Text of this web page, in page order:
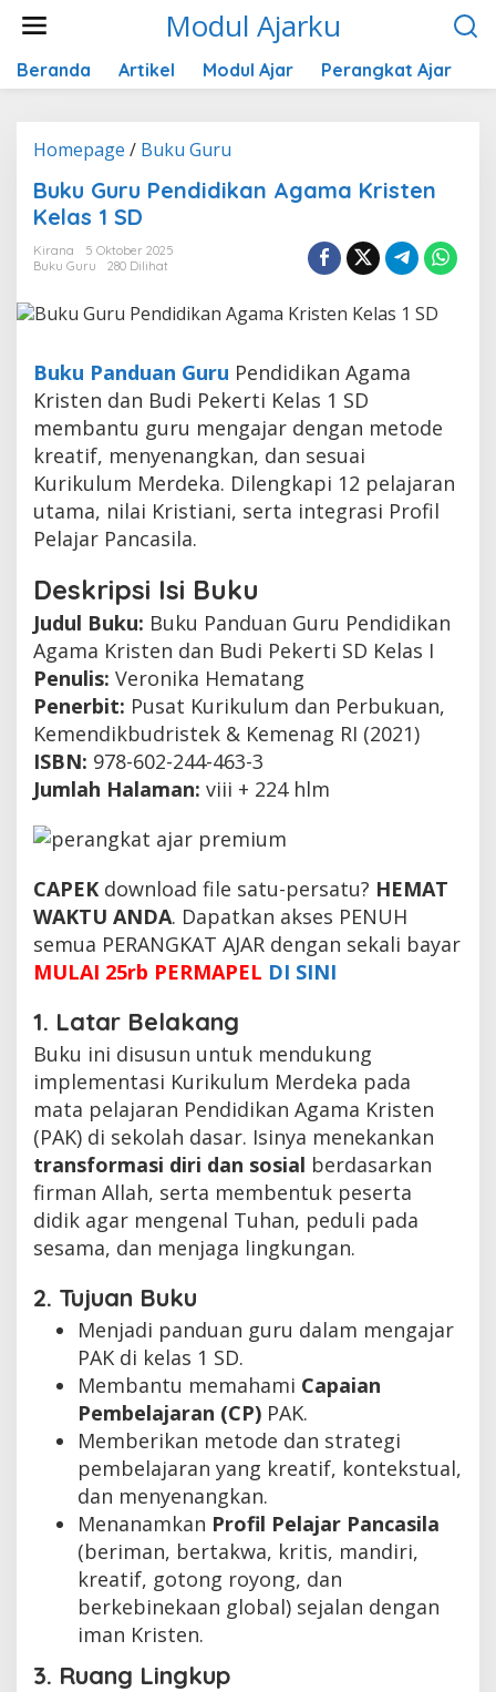
Modul Ajarku
Beranda Artikel Modul Ajar Perangkat Ajar
Homepage / Buku Guru
Pendidikan
SD
Buku Guru Pendidikan Agama Kristen
Kelas 1 SD
Kirana
5 Oktober 2025
Buku Guru
280 Dilihat
Buku Panduan Guru Pendidikan Agama
Kristen dan Budi Pekerti Kelas 1 SD
membantu guru mengajar dengan metode
kreatif, menyenangkan, dan sesuai
Kurikulum Merdeka. Dilengkapi 12 pelajaran
utama, nilai Kristiani, serta integrasi Profil
Pelajar Pancasila.
Deskripsi Isi Buku
Judul Buku: Buku Panduan Guru Pendidikan
Agama Kristen dan Budi Pekerti SD Kelas I
Penulis: Veronika Hematang
Penerbit: Pusat Kurikulum dan Perbukuan,
Kemendikbudristek & Kemenag RI (2021)
ISBN: 978-602-244-463-3
Jumlah Halaman: viii + 224 hlm
CAPEK download file satu-persatu? HEMAT
WAKTU ANDA. Dapatkan akses PENUH
semua PERANGKAT AJAR dengan sekali bayar
MULAI 25rb PERMAPEL DI SINI
1. Latar Belakang
Buku ini disusun untuk mendukung
implementasi Kurikulum Merdeka pada
mata pelajaran Pendidikan Agama Kristen
(PAK) di sekolah dasar. Isinya menekankan
transformasi diri dan sosial berdasarkan
firman Allah, serta membentuk peserta
didik agar mengenal Tuhan, peduli pada
sesama, dan menjaga lingkungan.
2. Tujuan Buku
Menjadi panduan guru dalam mengajar
PAK di kelas 1 SD.
Membantu memahami Capaian
Pembelajaran (CP) PAK.
Memberikan metode dan strategi
pembelajaran yang kreatif, kontekstual,
dan menyenangkan.
Menanamkan Profil Pelajar Pancasila
(beriman, bertakwa, kritis, mandiri,
kreatif, gotong royong, dan
berkebinekaan global) sejalan dengan
iman Kristen.
3. Ruang Lingkup